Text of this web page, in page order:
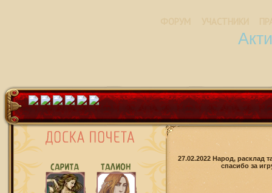
27.02.2022 Народ, расклад
спасибо за